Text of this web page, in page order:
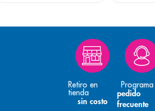
Retiro en
tienda
sin costo
pedido
frecuente